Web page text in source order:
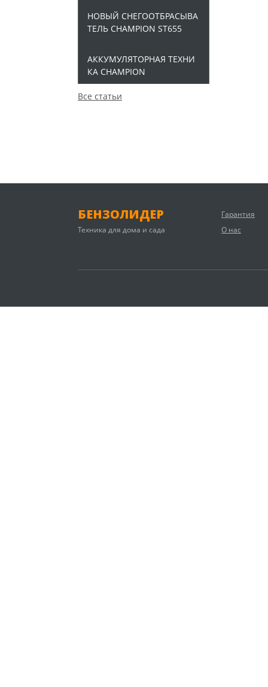
НОВЫЙ СНЕГООТБРАСЫВА
ТЕЛЬ CHAMPION ST655
АККУМУЛЯТОРНАЯ ТЕХНИ
КА CHAMPION
Все статьи
БЕНЗОЛИДЕР
Техника для дома и сада
Гарантия
О нас